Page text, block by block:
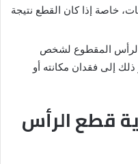
خاصة إذا كان القطع نتيجة
الرأس المقطوع لشخص
إلى فقدان مكانته أو
قطع الرأس